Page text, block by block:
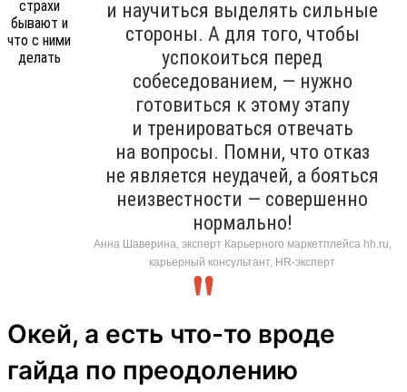
и научиться выделять сильные
стороны. А для того, чтобы
успокоиться перед
собеседованием, — нужно
готовиться к этому этапу
и тренироваться отвечать
на вопросы. Помни, что отказ
не является неудачей, а бояться
неизвестности — совершенно
нормально!
Анна Шаверина, эксперт Карьерного маркетплейса hh.ru,
карьерный консультант, HR-эксперт
Окей, а есть что-то вроде
гайда по преодолению